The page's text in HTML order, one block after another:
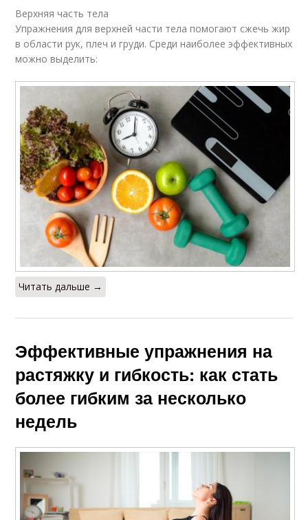
Верхняя часть тела
Упражнения для верхней части тела помогают сжечь жир
в области рук, плеч и груди. Среди наиболее эффективных
можно выделить:
Читать дальше →
Эффективные упражнения на
растяжку и гибкость: как стать
более гибким за несколько
недель